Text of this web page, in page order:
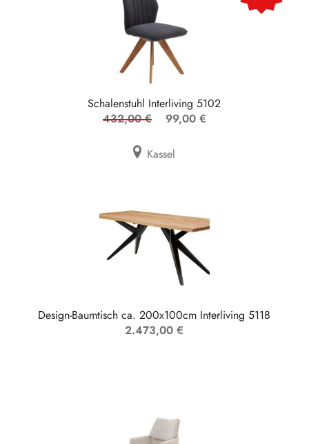
Schalenstuhl Interliving 5102
432,00 €
99,00 €
Kassel
Design-Baumtisch ca. 200x100cm Interliving 5118
2.473,00 €